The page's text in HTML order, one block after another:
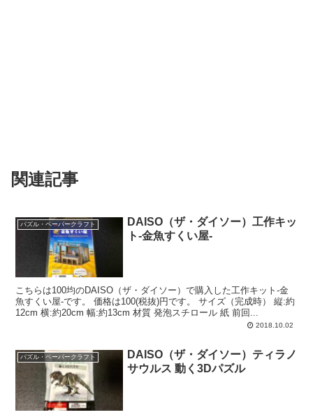
関連記事
パズル・ペーパークラフト
DAISO（ザ・ダイソー）工作キッ
ト-金魚すくい屋-
こちらは100均のDAISO（ザ・ダイソー）で購入した工作キット-金
魚すくい屋-です。 価格は100(税抜)円です。 サイズ（完成時） 縦:約
12cm 横:約20cm 幅:約13cm 材質 発泡スチロール 紙 前回...
2018.10.02
パズル・ペーパークラフト
DAISO（ザ・ダイソー）ティラノ
サウルス 動く3Dパズル